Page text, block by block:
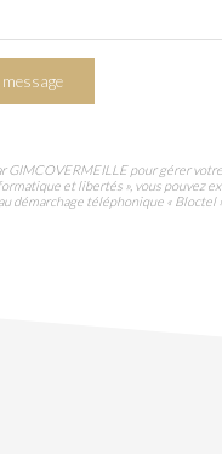
pour gérer
et libertés », vous
téléphonique « Bloctel